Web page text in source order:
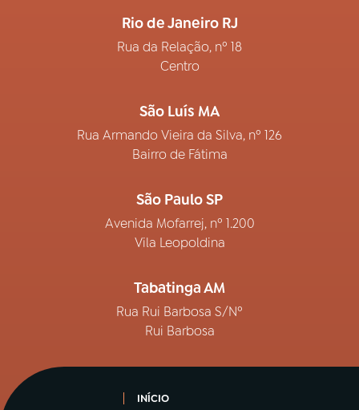
Rio de Janeiro RJ
Rua da Relação, nº 18
Centro
São Luís MA
Rua Armando Vieira da Silva, nº 126
Bairro de Fátima
São Paulo SP
Avenida Mofarrej, nº 1.200
Vila Leopoldina
Tabatinga AM
Rua Rui Barbosa S/Nº
Rui Barbosa
INÍCIO